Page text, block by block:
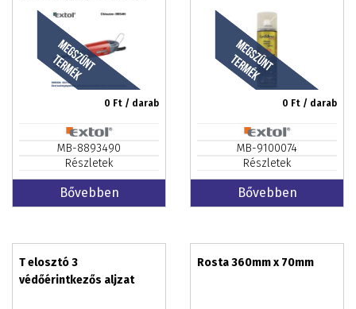
0,5 kg
0 Ft / darab
MB-8893490
Részletek
Bővebben
0 Ft / darab
MB-9100074
Részletek
Bővebben
T elosztó 3
védőérintkezős aljzat
Rosta 360mm x 70mm